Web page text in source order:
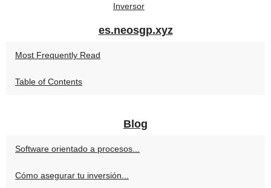
Inversor
es.neosgp.xyz
Most Frequently Read
Table of Contents
Blog
Software orientado a procesos...
Cómo asegurar tu inversión...